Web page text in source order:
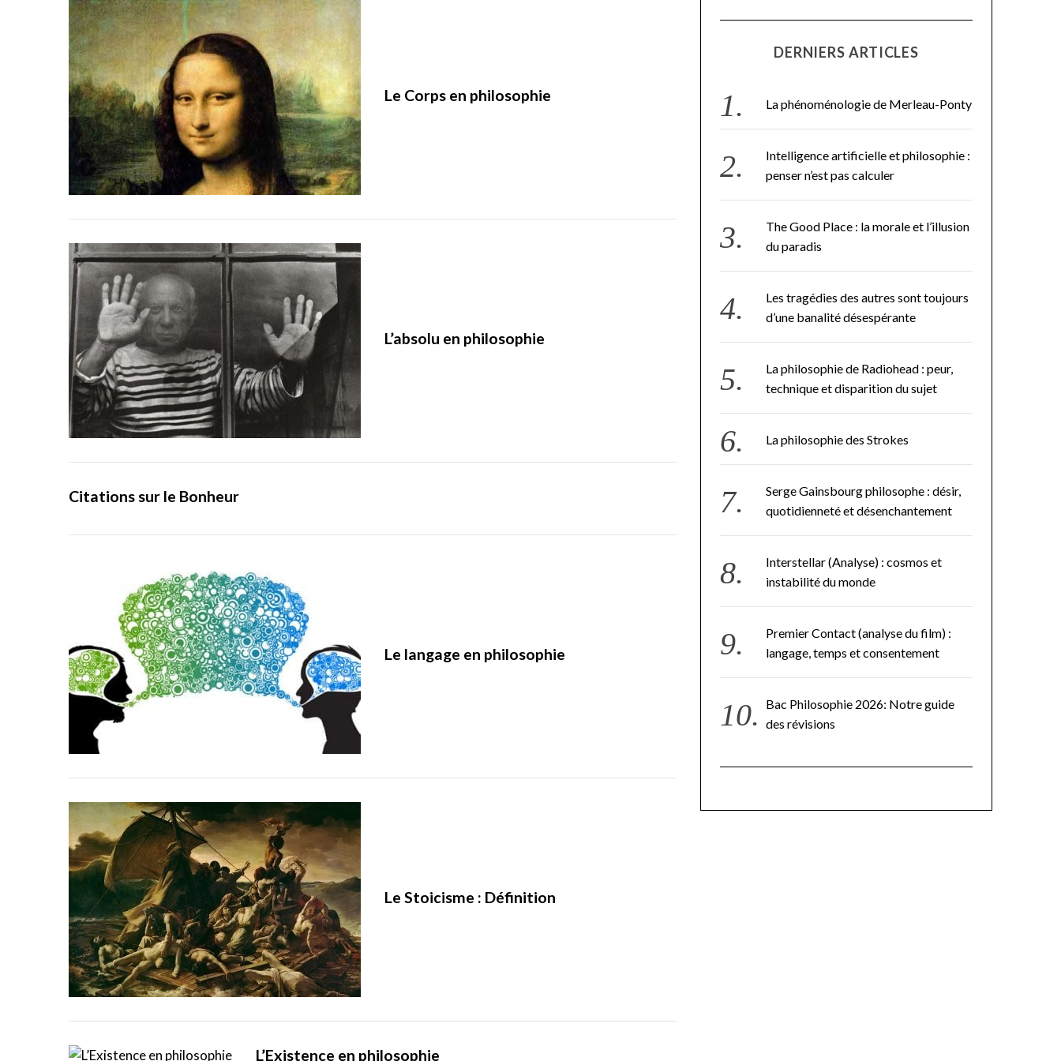
Le Corps en philosophie
L’absolu en philosophie
Citations sur le Bonheur
Le langage en philosophie
Le Stoicisme : Définition
L’Existence en philosophie
DERNIERS ARTICLES
La phénoménologie de Merleau-Ponty
Intelligence artificielle et philosophie :
penser n’est pas calculer
The Good Place : la morale et l’illusion
du paradis
Les tragédies des autres sont toujours
d’une banalité désespérante
La philosophie de Radiohead : peur,
technique et disparition du sujet
La philosophie des Strokes
Serge Gainsbourg philosophe : désir,
quotidienneté et désenchantement
Interstellar (Analyse) : cosmos et
instabilité du monde
Premier Contact (analyse du film) :
langage, temps et consentement
Bac Philosophie 2026: Notre guide
des révisions